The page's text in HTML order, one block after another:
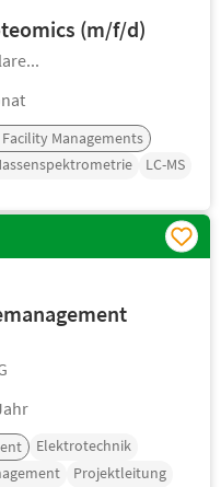
(m/f/d)
Managements
LC-MS
Elektrotechnik
Projektleitung